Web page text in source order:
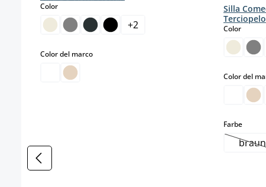
Colorselect
+2
Color del marcoselect
Silla
Terciopelo
Colorselect
Color del
Farbeselect
braun